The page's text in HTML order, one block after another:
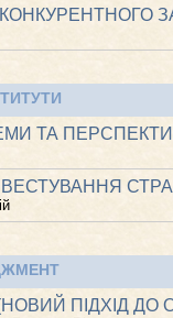
ТА
ПІДХІД ДО